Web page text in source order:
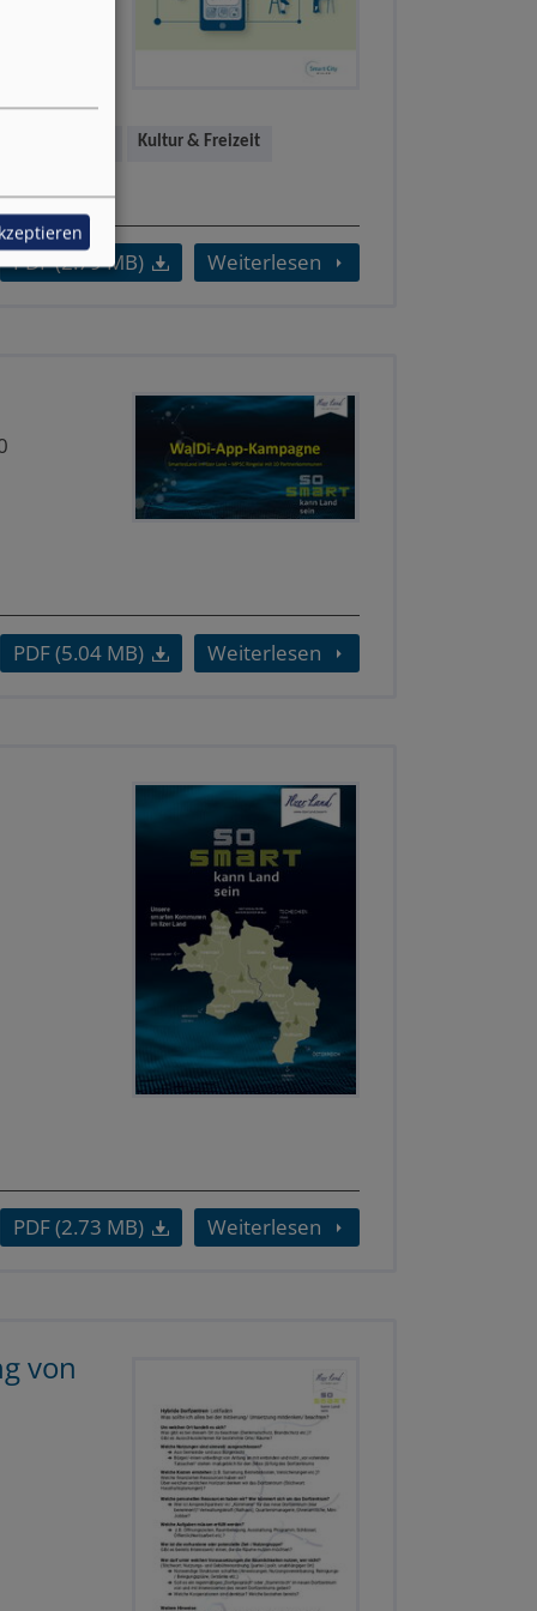
Kultur & Freizeit
Weiterlesen
PDF (2.79 MB)
Weiterlesen
PDF (5.04 MB)
Weiterlesen
PDF (2.73 MB)
von